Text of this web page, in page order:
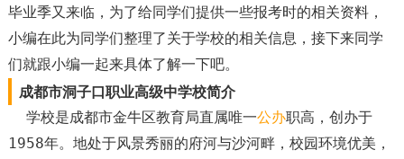
毕业季又来临，为了给同学们提供一些报考时的相关资料，
小编在此为同学们整理了关于学校的相关信息，接下来同学
们就跟小编一起来具体了解一下吧。
成都市洞子口职业高级中学校简介
学校是成都市金牛区教育局直属唯一公办职高，创办于
1958年。地处于风景秀丽的府河与沙河畔，校园环境优美，